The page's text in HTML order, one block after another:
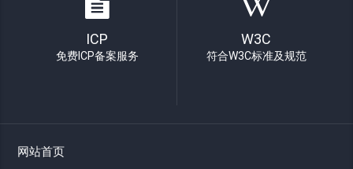
ICP
免费ICP备案服务
W3C
符合W3C标准及规范
网站首页